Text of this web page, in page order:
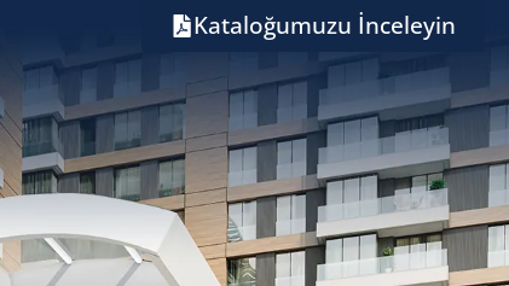
Kataloğumuzu İnceleyin